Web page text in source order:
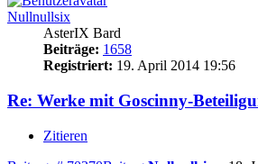
Nullnullsix
AsterIX Bard
Beiträge: 1658
Registriert: 19. April 2014 19:56
Re: Werke mit Goscinny-
Zitieren